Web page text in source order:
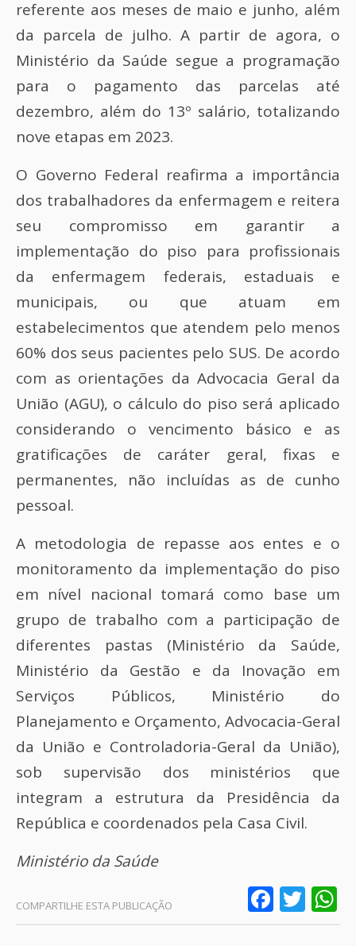
referente aos meses de maio e junho, além
da parcela de julho. A partir de agora, o
Ministério da Saúde segue a programação
para o pagamento das parcelas até
dezembro, além do 13º salário, totalizando
nove etapas em 2023.
O Governo Federal reafirma a importância
dos trabalhadores da enfermagem e reitera
seu compromisso em garantir a
implementação do piso para profissionais
da enfermagem federais, estaduais e
municipais, ou que atuam em
estabelecimentos que atendem pelo menos
60% dos seus pacientes pelo SUS. De acordo
com as orientações da Advocacia Geral da
União (AGU), o cálculo do piso será aplicado
considerando o vencimento básico e as
gratificações de caráter geral, fixas e
permanentes, não incluídas as de cunho
pessoal.
A metodologia de repasse aos entes e o
monitoramento da implementação do piso
em nível nacional tomará como base um
grupo de trabalho com a participação de
diferentes pastas (Ministério da Saúde,
Ministério da Gestão e da Inovação em
Serviços Públicos, Ministério do
Planejamento e Orçamento, Advocacia-Geral
da União e Controladoria-Geral da União),
sob supervisão dos ministérios que
integram a estrutura da Presidência da
República e coordenados pela Casa Civil.
Ministério da Saúde